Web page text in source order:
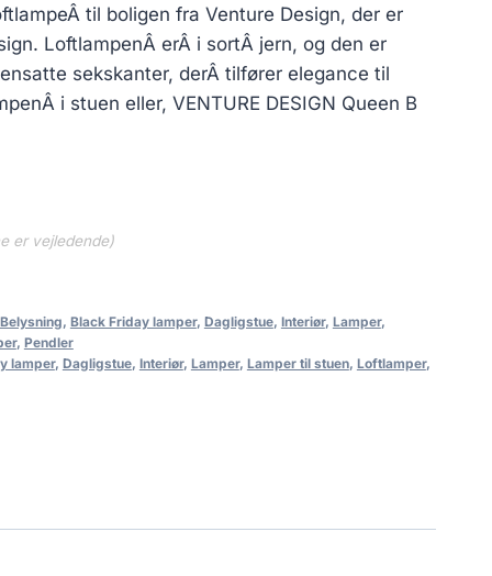
til boligen fra Venture Design, der er
LoftlampenÂ erÂ i sortÂ jern, og den er
sekskanter, derÂ tilfører elegance til
i stuen eller, VENTURE DESIGN Queen B
er vejledende)
Belysning, Black Friday lamper, Dagligstue, Interiør, Lamper,
, Pendler
lamper, Dagligstue, Interiør, Lamper, Lamper til stuen, Loftlamper,